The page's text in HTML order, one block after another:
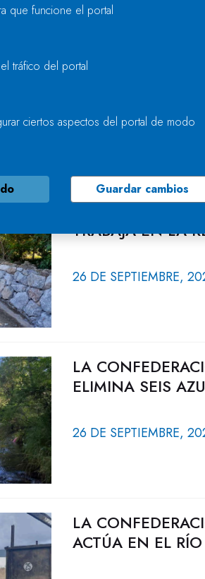
LA
ACTÚA EN EL
LA
TRABAJA EN LA
26 DE SEPTIEMBRE,
LA
ELIMINA SEIS
26 DE SEPTIEMBRE,
LA
ACTÚA EN EL
que funcione el portal
tráfico del portal
ciertos aspectos del portal de modo
Guardar cambios